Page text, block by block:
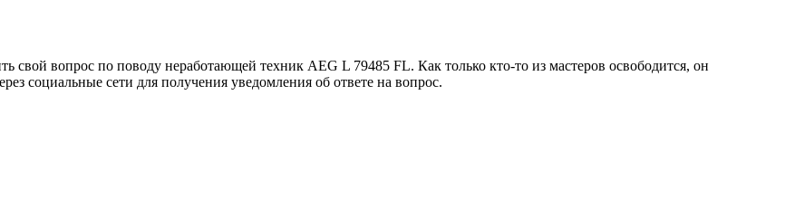
свой вопрос по поводу неработающей техник AEG L 79485 FL. Как только кто-то из мастеров освободится, он
социальные сети для получения уведомления об ответе на вопрос.